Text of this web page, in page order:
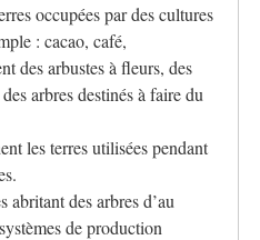
occupées par des cultures
: cacao, café,
des arbustes à fleurs, des
arbres destinés à faire du
les terres utilisées pendant
abritant des arbres d’au
de production